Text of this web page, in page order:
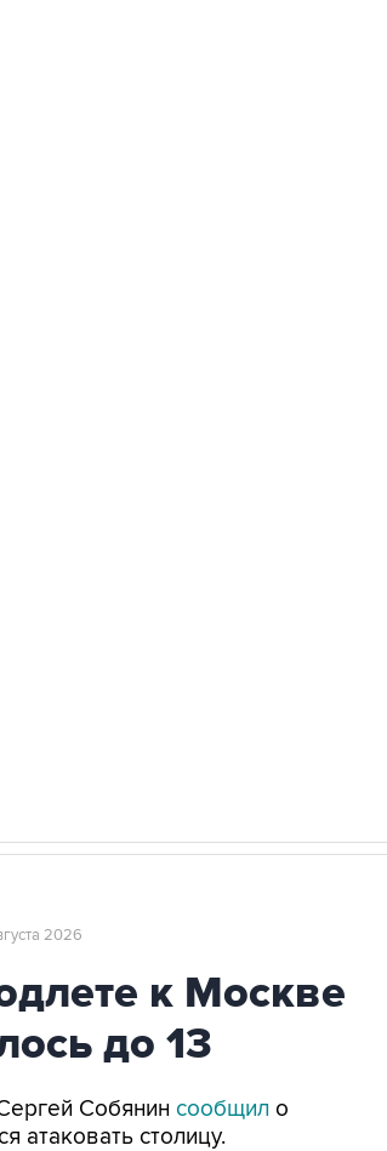
2026
к Москве
до 13
Собянин сообщил о
атаковать столицу.